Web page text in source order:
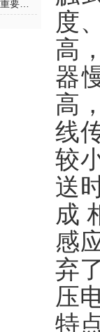
度
高
器
高
线
较
送
成
感
弃
压
特